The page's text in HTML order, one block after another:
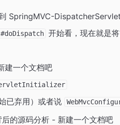
SpringMVC-
开始看，现在就是
建一个文档吧
已弃用）或者说
的源码分析 - 新建一个文档吧